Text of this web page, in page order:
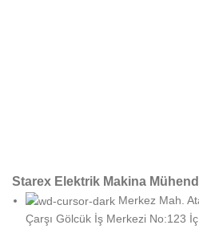
Starex Elektrik Makina
Merkez Mah.
Çarşı Gölcük İş Merkezi No:123